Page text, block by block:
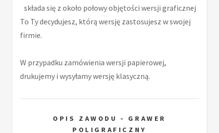
składa się z około połowy objętości wersji graficznej
To Ty decydujesz, którą wersję zastosujesz w swojej
firmie.
W przypadku zamówienia wersji papierowej,
drukujemy i wysyłamy wersję klasyczną.
OPIS ZAWODU - GRAWER
POLIGRAFICZNY